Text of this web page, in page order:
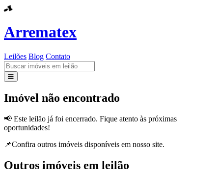
Arrematex
Leilões Blog Contato
Leilões
Imóvel não encontrado
📢 Este leilão já foi encerrado. Fique atento às próximas
oportunidades!
📌Confira outros imóveis disponíveis em nosso site.
Outros imóveis em leilão